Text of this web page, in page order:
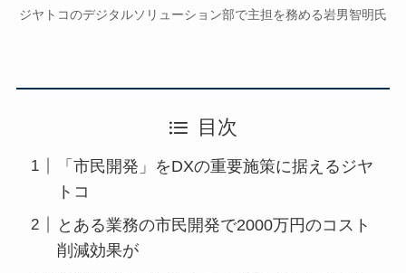
ジヤトコのデジタルソリューション部で主担を務める岩男智明氏
目次
「市民開発」をDXの重要施策に据えるジヤ
トコ
とある業務の市民開発で2000万円のコスト
削減効果が